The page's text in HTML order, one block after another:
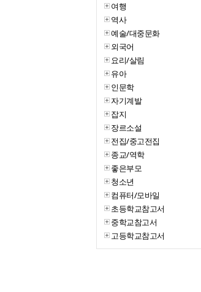
여행
역사
예술/대중문화
외국어
요리/살림
유아
인문학
자기계발
잡지
장르소설
전집/중고전집
종교/역학
좋은부모
청소년
컴퓨터/모바일
초등학교참고서
중학교참고서
고등학교참고서